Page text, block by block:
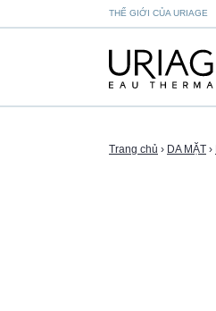
THẾ GIỚI CỦA URIAGE
Trang chủ › DA MẶT ›